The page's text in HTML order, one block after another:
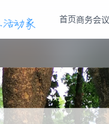
首页商务会议